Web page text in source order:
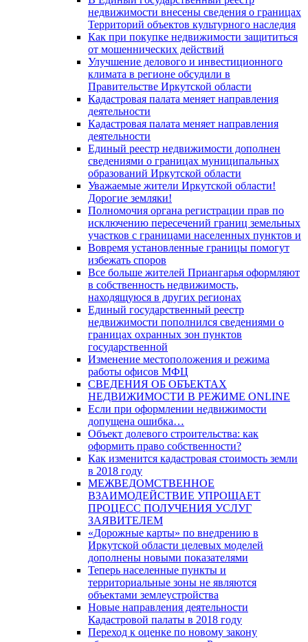
недвижимости внесены сведения о границах
Территорий объектов культурного наследия
Как при покупке недвижимости защититься
от мошеннических действий
Улучшение делового и инвестиционного
климата в регионе обсудили в
Правительстве Иркутской области
Кадастровая палата меняет направления
деятельности
Кадастровая палата меняет направления
деятельности
Единый реестр недвижимости дополнен
сведениями о границах муниципальных
образований Иркутской области
Уважаемые жители Иркутской области!
Дорогие земляки!
Полномочия органа регистрации прав по
исключению пересечений границ земельных
участков с границами населенных пунктов и
Вовремя установленные границы помогут
избежать споров
Все больше жителей Приангарья оформляют
в собственность недвижимость,
находящуюся в других регионах
Единый государственный реестр
недвижимости пополнился сведениями о
границах охранных зон пунктов
государственной
Изменение местоположения и режима
работы офисов МФЦ
СВЕДЕНИЯ ОБ ОБЪЕКТАХ
НЕДВИЖИМОСТИ В РЕЖИМЕ ONLINE
Если при оформлении недвижимости
допущена ошибка…
Объект долевого строительства: как
оформить право собственности?
Как изменится кадастровая стоимость земли
в 2018 году
МЕЖВЕДОМСТВЕННОЕ
ВЗАИМОДЕЙСТВИЕ УПРОЩАЕТ
ПРОЦЕСС ПОЛУЧЕНИЯ УСЛУГ
ЗАЯВИТЕЛЕМ
«Дорожные карты» по внедрению в
Иркутской области целевых моделей
дополнены новыми показателями
Теперь населенные пункты и
территориальные зоны не являются
объектами землеустройства
Новые направления деятельности
Кадастровой палаты в 2018 году
Переход к оценке по новому закону